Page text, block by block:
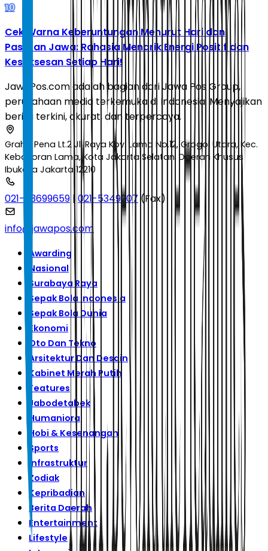
10
Cek Warna Keberuntungan Menurut Hari dan
Pasaran Jawa: Rahasia Menarik Energi Positif dan
Kesuksesan Setiap Hari!
JawaPos.com adalah bagian dari Jawa Pos Group,
perusahaan media terkemuka di Indonesia. Menyajikan
berita terkini, akurat, dan terpercaya.
Graha Pena Lt.2 Jl. Raya Kby. Lama No.12, Grogol Utara, Kec.
Kebayoran Lama, Kota Jakarta Selatan, Daerah Khusus
Ibukota Jakarta 12210
021-53699659 | 021-5349207 (Fax)
info@jawapos.com
Awarding
Nasional
Surabaya Raya
Sepak Bola Indonesia
Sepak Bola Dunia
Ekonomi
Oto Dan Tekno
Arsitektur Dan Desain
Kabinet Merah Putih
Features
Jabodetabek
Humaniora
Hobi & Kesenangan
Sports
Infrastruktur
Zodiak
Kepribadian
Berita Daerah
Entertainment
Lifestyle